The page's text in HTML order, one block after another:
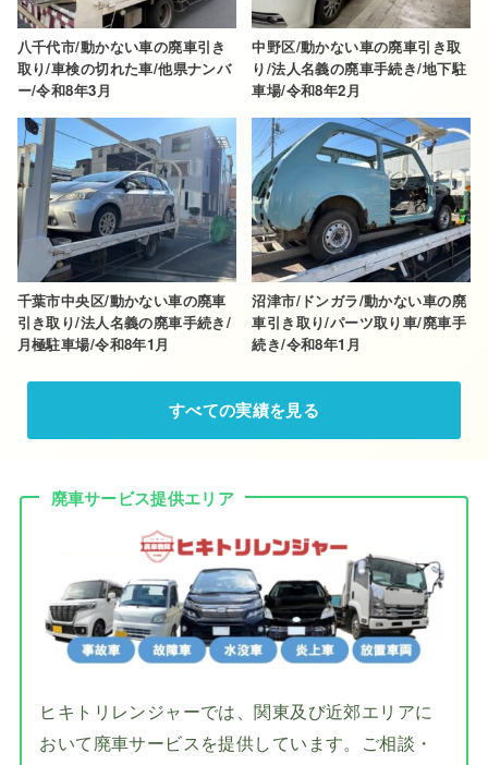
八千代市/動かない車の廃車引き
取り/車検の切れた車/他県ナンバ
ー/令和8年3月
中野区/動かない車の廃車引き取
り/法人名義の廃車手続き/地下駐
車場/令和8年2月
千葉市中央区/動かない車の廃車
引き取り/法人名義の廃車手続き/
月極駐車場/令和8年1月
沼津市/ドンガラ/動かない車の廃
車引き取り/パーツ取り車/廃車手
続き/令和8年1月
すべての実績を見る
廃車サービス提供エリア
ヒキトリレンジャーでは、関東及び近郊エリアに
おいて廃車サービスを提供しています。ご相談・